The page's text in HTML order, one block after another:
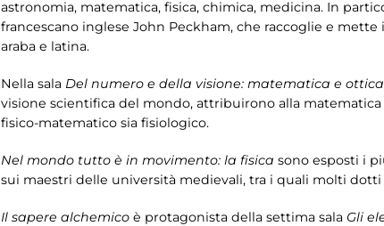
astronomia, matematica, fisica, chimica, medicina. In
francescano inglese John Peckham, che raccoglie e
araba e latina.
Nella sala Del numero e della visione: matematica e ottica
visione scientifica del mondo, attribuirono alla
fisico-matematico sia fisiologico.
Nel mondo tutto è in movimento: la fisica sono esposti i
sui maestri delle università medievali, tra i quali molti dotti
Il sapere alchemico è protagonista della settima sala Gli